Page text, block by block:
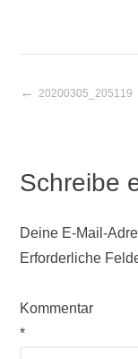
20200305_205119
Schreibe
Deine E-Mail-
Erforderliche
Kommentar
*